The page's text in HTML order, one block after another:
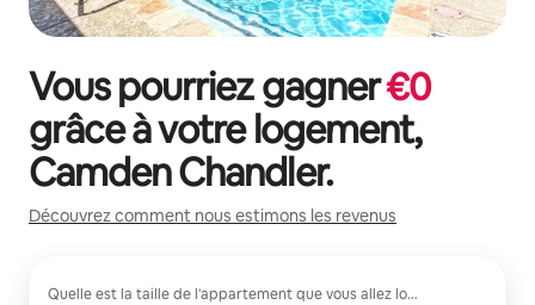
Vous pourriez gagner€0
grâce à votre logement,
Camden Chandler.
Découvrez comment nous estimons les revenus
Quelle est la taille de l'appartement que vous allez louer ?